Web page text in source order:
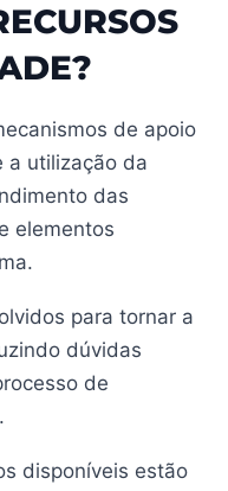
de apoio
a utilização da
das
elementos
para tornar a
dúvidas
de
disponíveis estão